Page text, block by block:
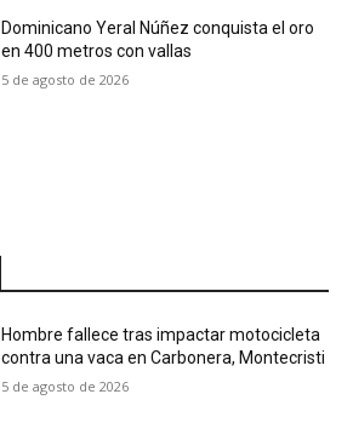
Dominicano Yeral Núñez conquista el oro
en 400 metros con vallas
5 de agosto de 2026
Hombre fallece tras impactar motocicleta
contra una vaca en Carbonera, Montecristi
5 de agosto de 2026